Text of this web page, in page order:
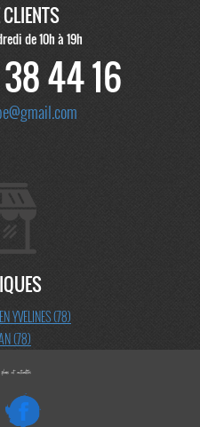
de 10h à 19h
44 16
YVELINES (78)
(78)